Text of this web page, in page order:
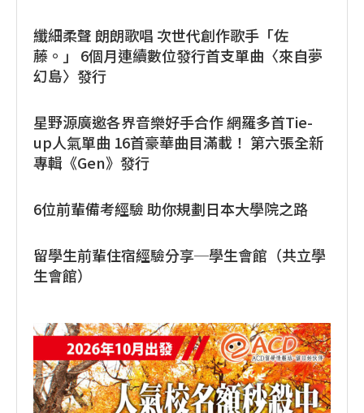
纖細柔聲 朗朗歌唱 次世代創作歌手「佐
藤。」 6個月連續數位發行首支單曲〈來自夢
幻島〉發行
星野源廣邀各界音樂好手合作 網羅多首Tie-
up人氣單曲 16首豪華曲目滿載！ 第六張全新
專輯《Gen》發行
6位前輩備考經驗 助你規劃日本大學院之路
留學生前輩住宿經驗分享─學生會館（共立學
生會館）